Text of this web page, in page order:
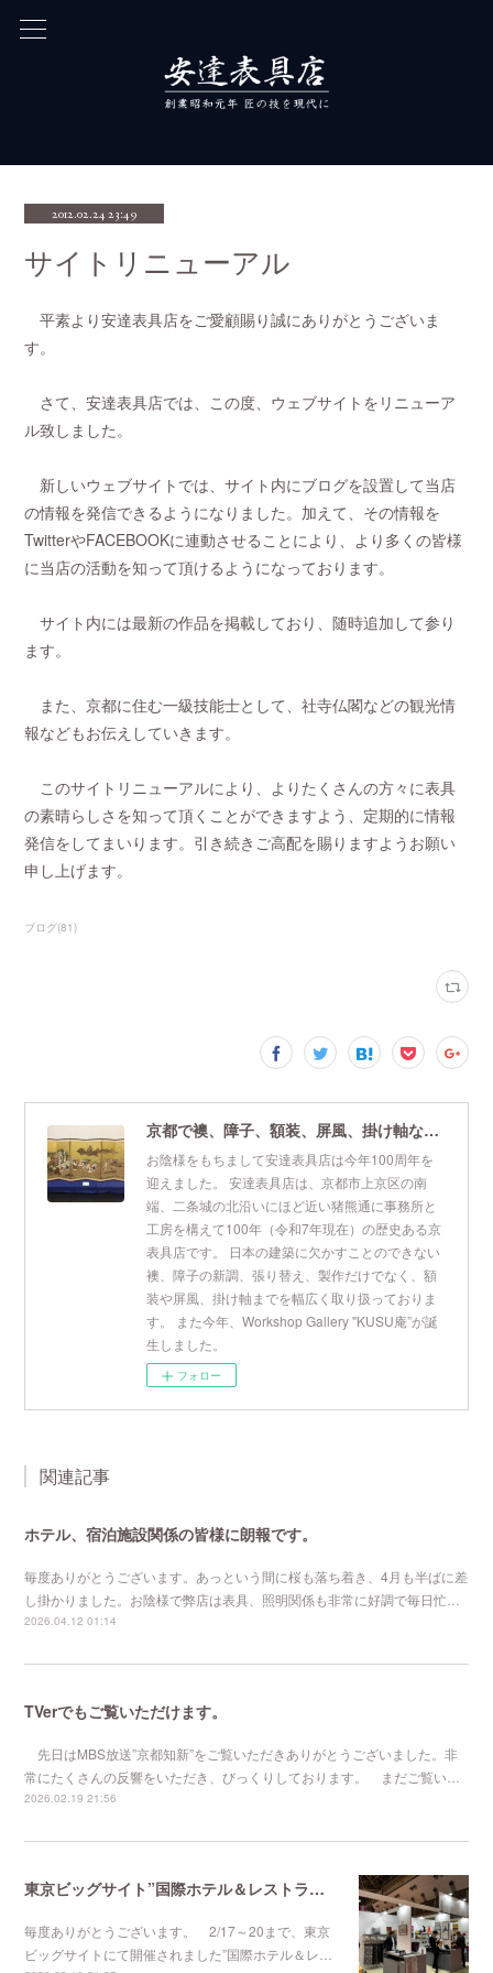
2012.02.24 23:49
サイトリニューアル
平素より安達表具店をご愛顧賜り誠にありがとうございま
す。
さて、安達表具店では、この度、ウェブサイトをリニューア
ル致しました。
新しいウェブサイトでは、サイト内にブログを設置して当店
の情報を発信できるようになりました。加えて、その情報を
TwitterやFACEBOOKに連動させることにより、より多くの皆様
に当店の活動を知って頂けるようになっております。
サイト内には最新の作品を掲載しており、随時追加して参り
ます。
また、京都に住む一級技能士として、社寺仏閣などの観光情
報などもお伝えしていきます。
このサイトリニューアルにより、よりたくさんの方々に表具
の素晴らしさを知って頂くことができますよう、定期的に情報
発信をしてまいります。引き続きご高配を賜りますようお願い
申し上げます。
ブログ(81)
京都で襖、障子、額装、屏風、掛け軸なら安達表具店
お陰様をもちまして安達表具店は今年100周年を
迎えました。 安達表具店は、京都市上京区の南
端、二条城の北沿いにほど近い猪熊通に事務所と
工房を構えて100年（令和7年現在）の歴史ある京
表具店です。 日本の建築に欠かすことのできない
襖、障子の新調、張り替え、製作だけでなく、額
装や屏風、掛け軸までを幅広く取り扱っておりま
す。 また今年、Workshop Gallery "KUSU庵”が誕
生しました。
フォロー
関連記事
ホテル、宿泊施設関係の皆様に朗報です。
毎度ありがとうございます。あっという間に桜も落ち着き、4月も半ばに差
し掛かりました。お陰様で弊店は表具、照明関係も非常に好調で毎日忙…
2026.04.12 01:14
TVerでもご覧いただけます。
先日はMBS放送”京都知新”をご覧いただきありがとうございました。非
常にたくさんの反響をいただき、びっくりしております。 まだご覧い…
2026.02.19 21:56
東京ビッグサイト”国際ホテル＆レストランショー
毎度ありがとうございます。 2/17～20まで、東京
ビッグサイトにて開催されました”国際ホテル＆レ…